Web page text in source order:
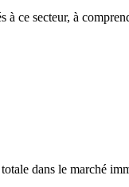
ce secteur, à
dans le marché